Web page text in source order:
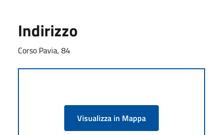
Indirizzo
Corso Pavia, 84
Visualizza in Mappa